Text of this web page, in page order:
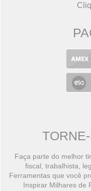
Faça parte do melhor
fiscal, trabalhista,
Ferramentas que você
Inspirar Milhares de